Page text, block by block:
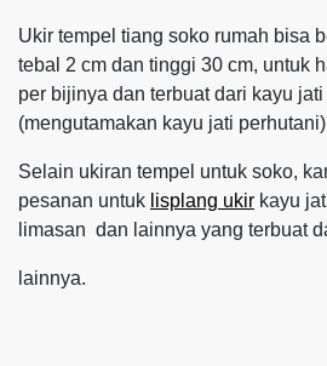
Ukir tempel tiang soko rumah bisa
tebal 2 cm dan tinggi 30 cm, untuk
per bijinya dan terbuat dari kayu
(mengutamakan kayu jati perhutani)
Selain ukiran tempel untuk soko,
pesanan untuk lisplang ukir kayu
limasan dan lainnya yang terbuat
lainnya.